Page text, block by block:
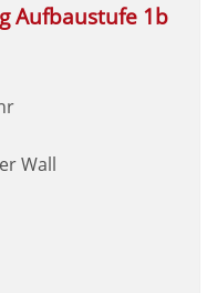
Aufbaustufe 1b
Wall